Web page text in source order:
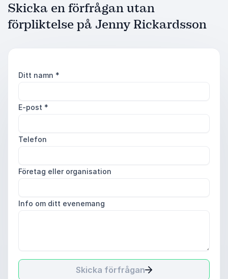
Skicka en förfrågan utan
förpliktelse på Jenny Rickardsson
Ditt namn *
E-post *
Telefon
Företag eller organisation
Info om ditt evenemang
Skicka förfrågan